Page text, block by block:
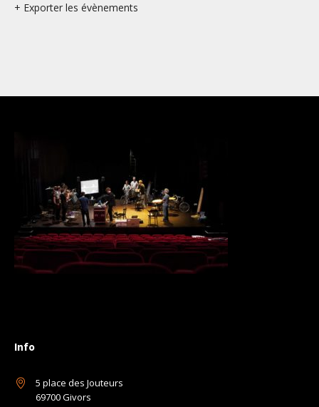
+ Exporter les évènements
Info
5 place des Jouteurs
69700 Givors